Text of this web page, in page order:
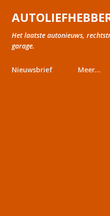
Doorgaan
Het laatste autonieuws,
garage.
Nieuwsbrief Meer…